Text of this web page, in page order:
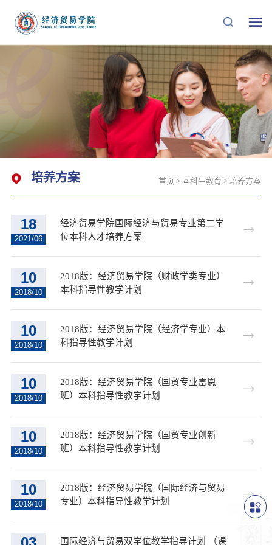
培养方案 首页 >本科生教育 >培养方案
18
2021/06
经济贸易学院国际经济与贸易专业第二学
位本科人才培养方案
10
2018/10
2018版：经济贸易学院（财政学类专业）
本科指导性教学计划
10
2018/10
2018版：经济贸易学院（经济学专业）本
科指导性教学计划
10
2018/10
2018版：经济贸易学院（国贸专业雷恩
班）本科指导性教学计划
10
2018/10
2018版：经济贸易学院（国贸专业创新
班）本科指导性教学计划
10
2018/10
2018版：经济贸易学院（国际经济与贸易
专业）本科指导性教学计划
国际经济与贸易双学位教学指导计划 （课